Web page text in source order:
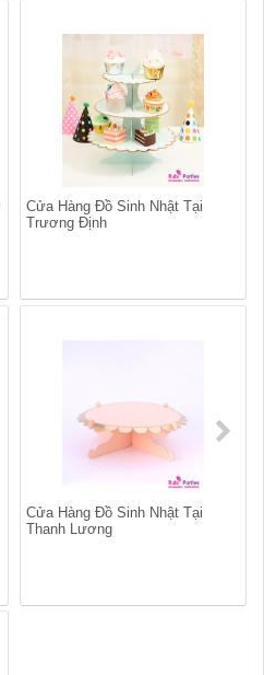
Cửa Hàng Đồ Sinh Nhật Tại
Trương Định
Cửa Hàng Đồ Sinh Nhật Tại
Thanh Lương